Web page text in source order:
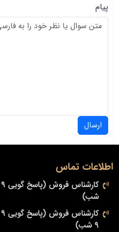
پیام
ارسال
اطلاعات تماس
شب)
9 شب)